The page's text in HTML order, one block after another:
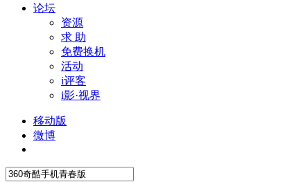
论坛
资源
求 助
免费换机
活动
i评客
i影·视界
移动版
微博